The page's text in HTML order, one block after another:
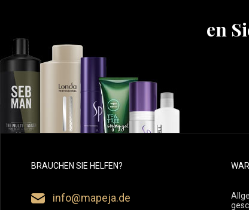
Erfahren
BRAUCHEN SIE HELFEN?
info@mapeja.de